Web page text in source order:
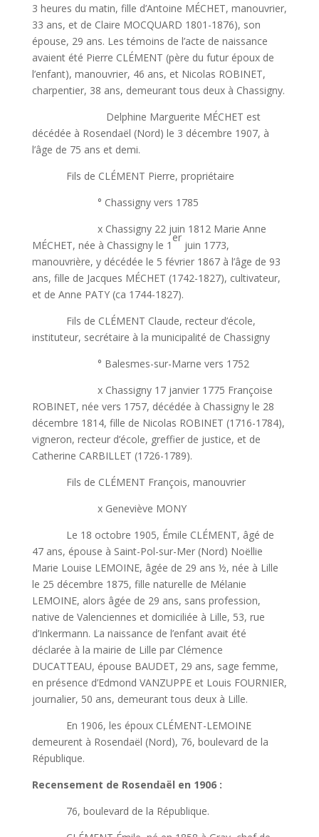
3 heures du matin, fille d’Antoine MÉCHET, manouvrier,
33 ans, et de Claire MOCQUARD 1801-1876), son
épouse, 29 ans. Les témoins de l’acte de naissance
avaient été Pierre CLÉMENT (père du futur époux de
l’enfant), manouvrier, 46 ans, et Nicolas ROBINET,
charpentier, 38 ans, demeurant tous deux à Chassigny.
Delphine Marguerite MÉCHET est
décédée à Rosendaël (Nord) le 3 décembre 1907, à
l’âge de 75 ans et demi.
Fils de CLÉMENT Pierre, propriétaire
° Chassigny vers 1785
x Chassigny 22 juin 1812 Marie Anne
MÉCHET, née à Chassigny le 1
er
juin 1773,
manouvrière, y décédée le 5 février 1867 à l’âge de 93
ans, fille de Jacques MÉCHET (1742-1827), cultivateur,
et de Anne PATY (ca 1744-1827).
Fils de CLÉMENT Claude, recteur d’école,
instituteur, secrétaire à la municipalité de Chassigny
° Balesmes-sur-Marne vers 1752
x Chassigny 17 janvier 1775 Françoise
ROBINET, née vers 1757, décédée à Chassigny le 28
décembre 1814, fille de Nicolas ROBINET (1716-1784),
vigneron, recteur d’école, greffier de justice, et de
Catherine CARBILLET (1726-1789).
Fils de CLÉMENT François, manouvrier
x Geneviève MONY
Le 18 octobre 1905, Émile CLÉMENT, âgé de
47 ans, épouse à Saint-Pol-sur-Mer (Nord) Noëllie
Marie Louise LEMOINE, âgée de 29 ans ½, née à Lille
le 25 décembre 1875, fille naturelle de Mélanie
LEMOINE, alors âgée de 29 ans, sans profession,
native de Valenciennes et domiciliée à Lille, 53, rue
d’Inkermann. La naissance de l’enfant avait été
déclarée à la mairie de Lille par Clémence
DUCATTEAU, épouse BAUDET, 29 ans, sage femme,
en présence d’Edmond VANZUPPE et Louis FOURNIER,
journalier, 50 ans, demeurant tous deux à Lille.
En 1906, les époux CLÉMENT-LEMOINE
demeurent à Rosendaël (Nord), 76, boulevard de la
République.
Recensement de Rosendaël en 1906 :
76, boulevard de la République.